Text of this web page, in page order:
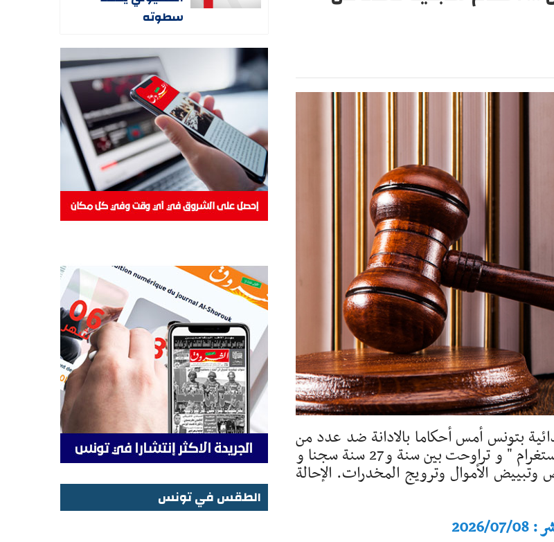
بتونس أمس أحكاما بالادانة ضد عدد من
صناع وصانعات محتوى على منصتي " تيك توك " و " الانستغرام " و تراوحت بين سنة و27 سنة سجنا و
الأموال وترويج المخدرات. الإحالة
08
سطوته
الطقس في تونس